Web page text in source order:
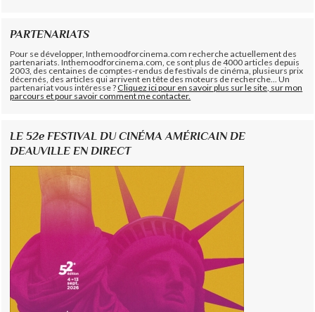
PARTENARIATS
Pour se développer, Inthemoodforcinema.com recherche actuellement des
partenariats. Inthemoodforcinema.com, ce sont plus de 4000 articles depuis
2003, des centaines de comptes-rendus de festivals de cinéma, plusieurs prix
décernés, des articles qui arrivent en tête des moteurs de recherche... Un
partenariat vous intéresse ?Cliquez ici pour en savoir plus sur le site, sur mon
parcours et pour savoir comment me contacter.
LE 52e FESTIVAL DU CINÉMA AMÉRICAIN DE
DEAUVILLE EN DIRECT